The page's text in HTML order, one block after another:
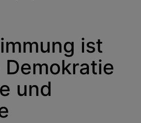
ist
und